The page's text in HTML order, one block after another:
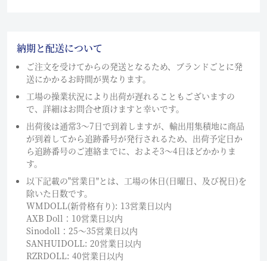
納期と配送について
ご注文を受けてからの発送となるため、ブランドごとに発
送にかかるお時間が異なります。
工場の操業状況により出荷が遅れることもございますの
で、詳細はお問合せ頂けますと幸いです。
出荷後は通常3～7日で到着しますが、輸出用集積地に商品
が到着してから追跡番号が発行されるため、出荷予定日か
ら追跡番号のご連絡までに、およそ3〜4日ほどかかりま
す。
以下記載の"営業日"とは、工場の休日(日曜日、及び祝日)を
除いた日数です。
WMDOLL(新骨格有り): 13営業日以内
AXB Doll：10営業日以内
Sinodoll：25〜35営業日以内
SANHUIDOLL: 20営業日以内
RZRDOLL: 40営業日以内